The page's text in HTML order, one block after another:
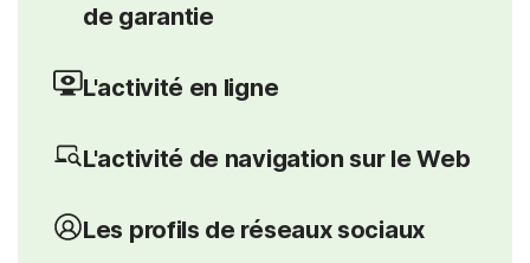
de garantie
L'activité en ligne
L'activité de navigation sur le Web
Les profils de réseaux sociaux